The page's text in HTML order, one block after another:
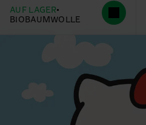
AUF LAGER
BIOBAUMWOLLE